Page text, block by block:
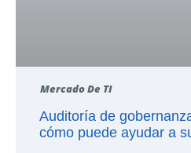
Mercado De TI
Auditoría de
cómo puede ayudar a